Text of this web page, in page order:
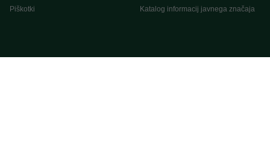
Piškotki Katalog informacij javnega značaja